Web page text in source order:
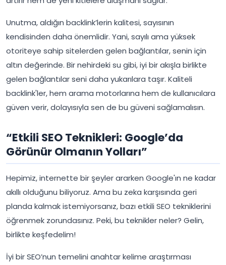
Unutma, aldığın backlink’lerin kalitesi, sayısının
kendisinden daha önemlidir. Yani, sayılı ama yüksek
otoriteye sahip sitelerden gelen bağlantılar, senin için
altın değerinde. Bir nehirdeki su gibi, iyi bir akışla birlikte
gelen bağlantılar seni daha yukarılara taşır. Kaliteli
backlink'ler, hem arama motorlarına hem de kullanıcılara
güven verir, dolayısıyla sen de bu güveni sağlamalısın.
“Etkili SEO Teknikleri: Google’da
Görünür Olmanın Yolları”
Hepimiz, internette bir şeyler ararken Google'ın ne kadar
akıllı olduğunu biliyoruz. Ama bu zeka karşısında geri
planda kalmak istemiyorsanız, bazı etkili SEO tekniklerini
öğrenmek zorundasınız. Peki, bu teknikler neler? Gelin,
birlikte keşfedelim!
İyi bir SEO’nun temelini anahtar kelime araştırması